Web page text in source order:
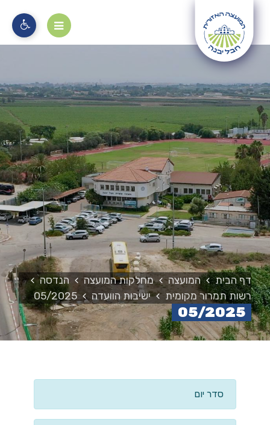
מוקד 106
דף הבית המועצה מחלקות המועצה
הנדסה
רשות תמרור מקומית
ישיבות הוועדה 05/2025
05/2025
סדר יום